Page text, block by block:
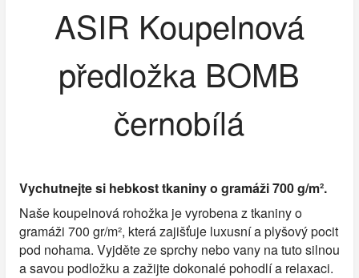
ASIR Koupelnová
předložka BOMB
černobílá
Vychutnejte si hebkost tkaniny o gramáži 700 g/m².
Naše koupelnová rohožka je vyrobena z tkaniny o
gramáži 700 gr/m², která zajišťuje luxusní a plyšový pocit
pod nohama. Vyjděte ze sprchy nebo vany na tuto silnou
a savou podložku a zažijte dokonalé pohodlí a relaxaci.